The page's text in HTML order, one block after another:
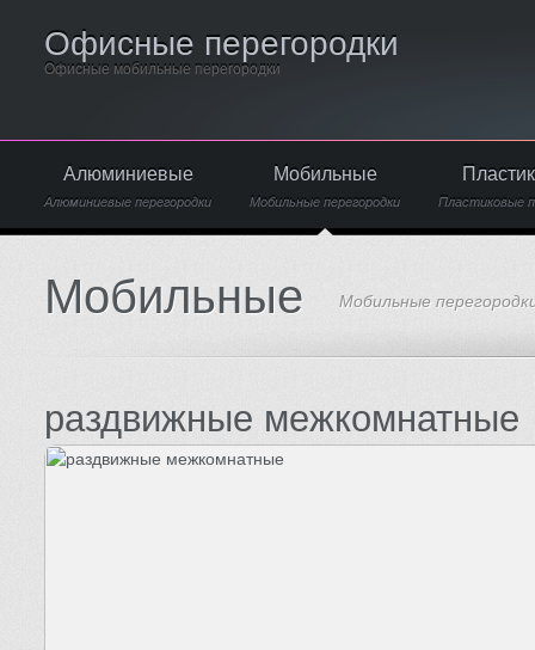
Офисные перегородки
Офисные мобильные перегородки
Алюминиевые
Алюминиевые перегородки
Мобильные
Мобильные перегородки Пластиковые
Мобильные Мобильные
раздвижные межкомнатные